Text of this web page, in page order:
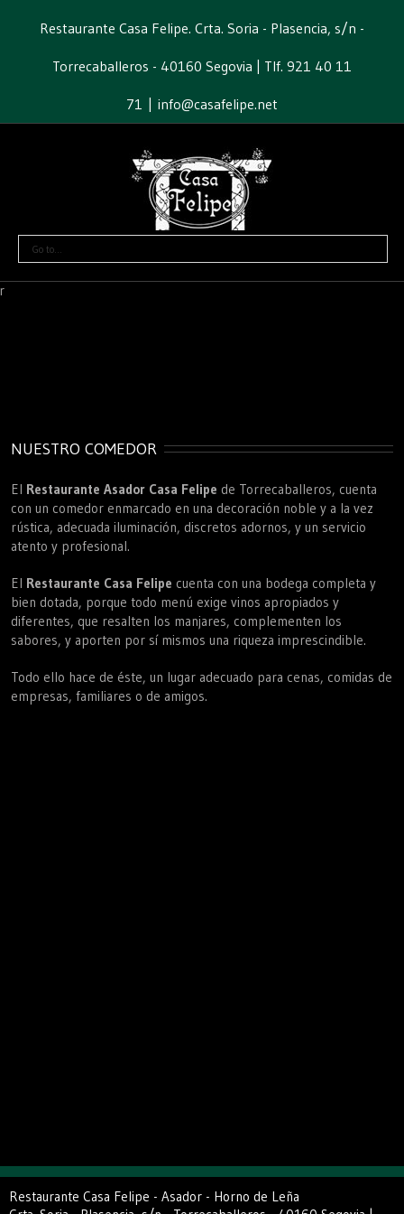
Restaurante Casa Felipe. Crta. Soria - Plasencia, s/n -
Torrecaballeros - 40160 Segovia | Tlf. 921 40 11
71 info@casafelipe.net
Go to...
NUESTRO COMEDOR
El Restaurante Asador Casa Felipe de Torrecaballeros, cuenta
con un comedor enmarcado en una decoración noble y a la vez
rústica, adecuada iluminación, discretos adornos, y un servicio
atento y profesional.
El Restaurante Casa Felipe cuenta con una bodega completa y
bien dotada, porque todo menú exige vinos apropiados y
diferentes, que resalten los manjares, complementen los
sabores, y aporten por sí mismos una riqueza imprescindible.
Todo ello hace de éste, un lugar adecuado para cenas, comidas de
empresas, familiares o de amigos.
Restaurante Casa Felipe - Asador - Horno de Leña